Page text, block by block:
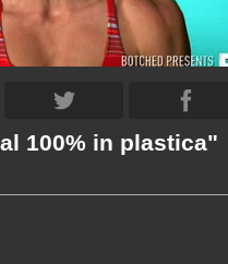
100% in plastica"